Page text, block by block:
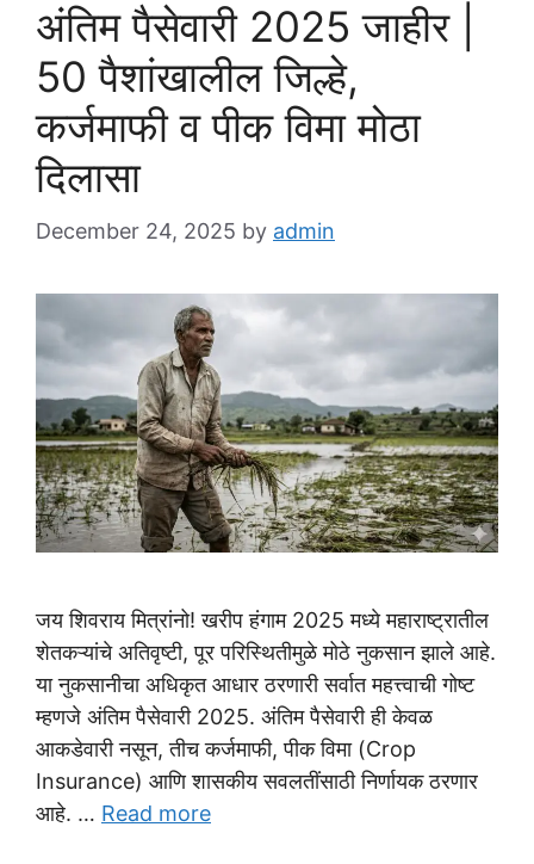
अंतिम पैसेवारी 2025 जाहीर |
50 पैशांखालील जिल्हे,
कर्जमाफी व पीक विमा मोठा
दिलासा
December 24, 2025 by admin
जय शिवराय मित्रांनो! खरीप हंगाम 2025 मध्ये महाराष्ट्रातील
शेतकऱ्यांचे अतिवृष्टी, पूर परिस्थितीमुळे मोठे नुकसान झाले आहे.
या नुकसानीचा अधिकृत आधार ठरणारी सर्वात महत्त्वाची गोष्ट
म्हणजे अंतिम पैसेवारी 2025. अंतिम पैसेवारी ही केवळ
आकडेवारी नसून, तीच कर्जमाफी, पीक विमा (Crop
Insurance) आणि शासकीय सवलतींसाठी निर्णायक ठरणार
आहे. … Read more